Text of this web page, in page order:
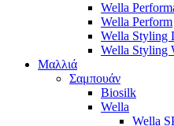
Wella
Wella Perform
Wella Styling
Wella Styling
Μαλλιά
Σαμπουάν
Biosilk
Wella
Wella